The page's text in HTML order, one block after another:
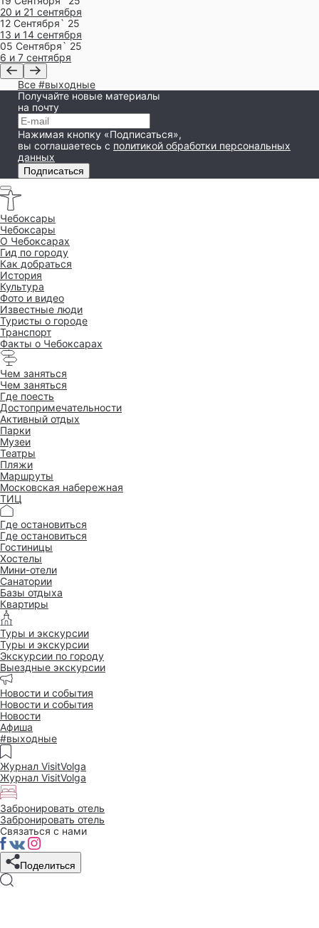
20 и 21 сентября
12 Сентября` 25
13 и 14 сентября
05 Сентября` 25
6 и 7 сентября
Все #выходные
Получайте новые материалы
на почту
Нажимая кнопку «Подписаться»,
вы соглашаетесь с политикой обработки персональных
данных
Подписаться
Чебоксары
Чебоксары
O Чебоксарах
Гид по городу
Как добраться
История
Культура
Фото и видео
Известные люди
Туристы о городе
Транспорт
Факты о Чебоксарах
Чем заняться
Чем заняться
Где поесть
Достопримеча­тельности
Активный отдых
Парки
Музеи
Театры
Пляжи
Маршруты
Московская набережная
ТИЦ
Где остановиться
Где остановиться
Гостиницы
Хостелы
Мини-отели
Санатории
Базы отдыха
Квартиры
Туры и экскурсии
Туры и экскурсии
Экскурсии по городу
Выездные экскурсии
Новости и события
Новости и события
Новости
Афиша
#выходные
Журнал VisitVolga
Журнал VisitVolga
Забронировать отель
Забронировать отель
Связаться с нами
Поделиться